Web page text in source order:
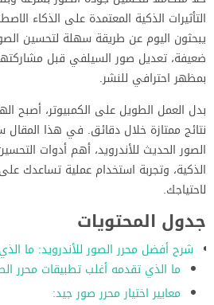
التأثيرات الذكية المعتمدة على الذكاء
يبحثون اليوم عن طريقة سهلة لتحسين
ضعيفة، تعديل صور السيلفي قبل
بمظهر احترافي للنشر.
بدل العمل الطويل على الكمبيوتر، أصبح
نتائج ممتازة خلال دقائق. في هذا
الصور الحديث للأندرويد، أهم أدوات
الذكية، وتجربة استخدام عملية تساعدك
لاحتياجك.
جدول المحتويات
شرح أفضل محرر الصور للأندرويد: ما
ما الذي تقدمه أغلب تطبيقات محرر
معايير اختيار محرر صور جيد: